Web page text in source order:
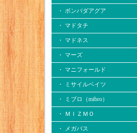
・ ボンバダアグア
・ マドタチ
・ マドネス
・ マーズ
・ マニフォールド
・ ミサイルベイツ
・ ミブロ（mibro）
・ ＭＩＺＭＯ
・ メガバス